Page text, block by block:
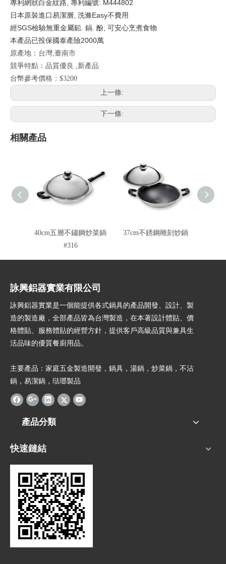
專利網狀白金紋路, 專利編號: M444802
日本原裝進口易潔層, 洗滌Easy不費用
經SGS檢驗無重金屬鉛. 鎘. 酚, 可安心烹煮食物
本產品已投保國泰產險2000萬
原產地：台灣,臺南市
競爭特點：品質優良 ,新產品
台幣參考價格：$3200
上一條:
下一條:
相關產品
40cm五層不鏽鋼炒菜鍋
#316
37cm不銹鋼雕刻炒鍋
詠興鋁器實業有限公司
詠興鋁器實業是一個能提供各式鍋具的產品開發、設計、製
造的製造廠，全部產品皆為台灣製造，在本著設計體貼、價
格體貼、服務體貼的經營方針，提供客戶高級品質與兼具生
活品味的優質餐廚用品。
主要產品：家庭五金製造開發，鍋具，湯鍋，炒菜鍋，不沾
鍋，易潔鍋，琺瑯製品
產品分類
快速鏈結